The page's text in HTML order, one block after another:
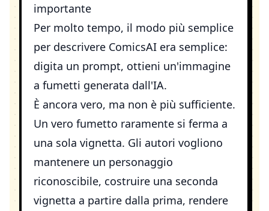
importante
Per molto tempo, il modo più semplice
per descrivere ComicsAI era semplice:
digita un prompt, ottieni un'immagine
a fumetti generata dall'IA.
È ancora vero, ma non è più sufficiente.
Un vero fumetto raramente si ferma a
una sola vignetta. Gli autori vogliono
mantenere un personaggio
riconoscibile, costruire una seconda
vignetta a partire dalla prima, rendere